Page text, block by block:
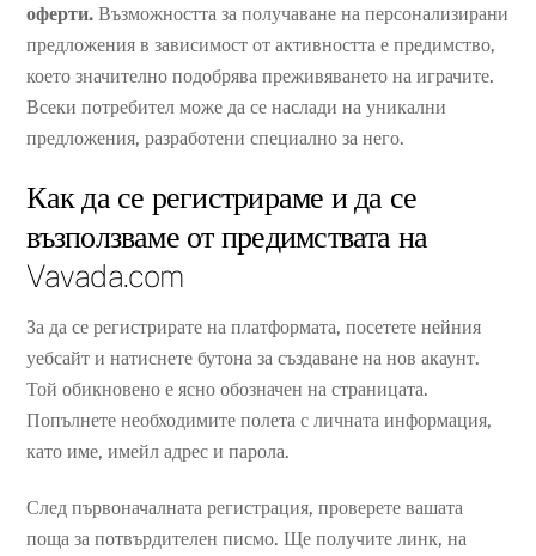
оферти. Възможността за получаване на персонализирани
предложения в зависимост от активността е предимство,
което значително подобрява преживяването на играчите.
Всеки потребител може да се наслади на уникални
предложения, разработени специално за него.
Как да се регистрираме и да се
възползваме от предимствата на
Vavada.com
За да се регистрирате на платформата, посетете нейния
уебсайт и натиснете бутона за създаване на нов акаунт.
Той обикновено е ясно обозначен на страницата.
Попълнете необходимите полета с личната информация,
като име, имейл адрес и парола.
След първоначалната регистрация, проверете вашата
поща за потвърдителен писмо. Ще получите линк, на